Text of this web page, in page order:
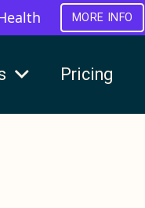
MORE INFO
Pricing